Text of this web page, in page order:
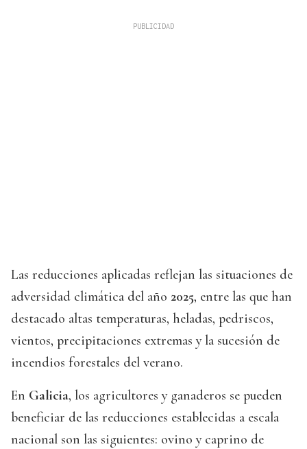
Las reducciones aplicadas reflejan las situaciones de
adversidad climática del año 2025, entre las que han
destacado altas temperaturas, heladas, pedriscos,
vientos, precipitaciones extremas y la sucesión de
incendios forestales del verano.
En Galicia, los agricultores y ganaderos se pueden
beneficiar de las reducciones establecidas a escala
nacional son las siguientes: ovino y caprino de